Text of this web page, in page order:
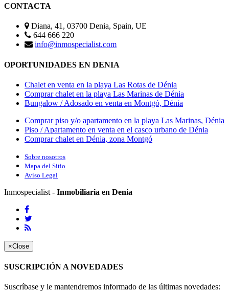
CONTACTA
Diana, 41, 03700 Denia, Spain, UE
644 666 220
info@inmospecialist.com
OPORTUNIDADES EN DENIA
Chalet en venta en la playa Las Rotas de Dénia
Comprar chalet en la playa Las Marinas de Dénia
Bungalow / Adosado en venta en Montgó, Dénia
Comprar piso y/o apartamento en la playa Las Marinas, Dénia
Piso / Apartamento en venta en el casco urbano de Dénia
Comprar chalet en Dénia, zona Montgó
Sobre nosotros
Mapa del Sitio
Aviso Legal
Inmospecialist - Inmobiliaria en Denia
×Close
SUSCRIPCIÓN A NOVEDADES
Suscríbase y le mantendremos informado de las últimas novedades: